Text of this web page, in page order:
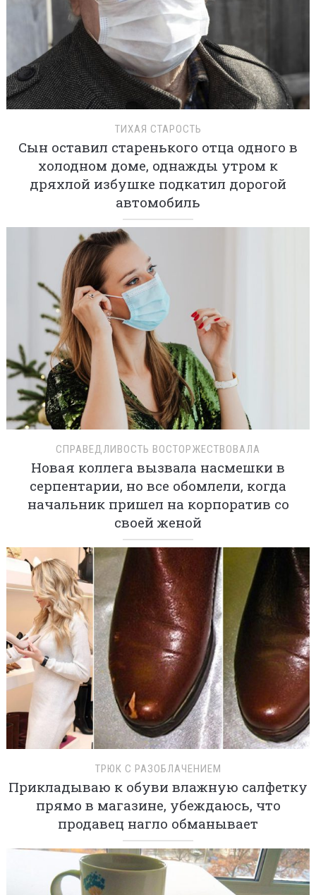
ТИХАЯ СТАРОСТЬ
Сын оставил старенького отца одного в
холодном доме, однажды утром к
дряхлой избушке подкатил дорогой
автомобиль
СПРАВЕДЛИВОСТЬ ВОСТОРЖЕСТВОВАЛА
Новая коллега вызвала насмешки в
серпентарии, но все обомлели, когда
начальник пришел на корпоратив со
своей женой
ТРЮК С РАЗОБЛАЧЕНИЕМ
Прикладываю к обуви влажную салфетку
прямо в магазине, убеждаюсь, что
продавец нагло обманывает